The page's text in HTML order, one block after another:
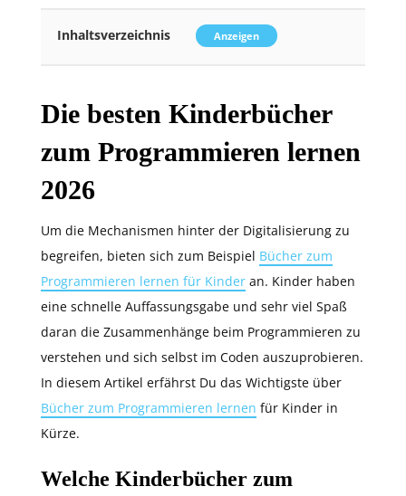
Inhaltsverzeichnis Anzeigen
Die besten Kinderbücher
zum Programmieren lernen
2026
Um die Mechanismen hinter der Digitalisierung zu
begreifen, bieten sich zum Beispiel Bücher zum
Programmieren lernen für Kinder an. Kinder haben
eine schnelle Auffassungsgabe und sehr viel Spaß
daran die Zusammenhänge beim Programmieren zu
verstehen und sich selbst im Coden auszuprobieren.
In diesem Artikel erfährst Du das Wichtigste über
Bücher zum Programmieren lernen für Kinder in
Kürze.
Welche Kinderbücher zum